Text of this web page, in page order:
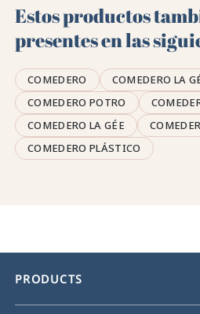
Estos productos
presentes en las
COMEDERO COMEDERO LA
COMEDERO POTRO
COMEDERO LA GÉE
COMEDERO PLÁSTICO
PRODUCTS